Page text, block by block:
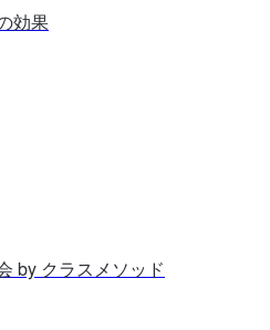
効果
by クラスメソッド